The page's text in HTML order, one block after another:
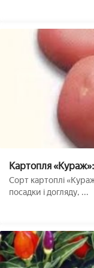
Картопля
переваги і
Сорт картоплі
посадки і догляду, ...